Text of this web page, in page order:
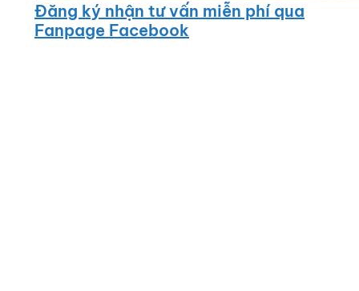
Đăng ký nhận tư vấn miễn phí qua
Fanpage Facebook